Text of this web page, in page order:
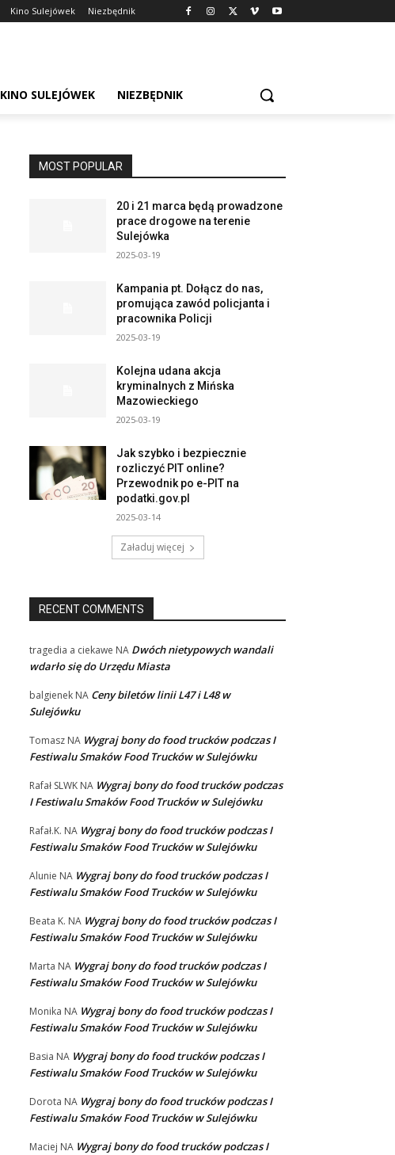
Kino Sulejówek Niezbędnik
KINO SULEJÓWEK NIEZBĘDNIK
MOST POPULAR
20 i 21 marca będą prowadzone
prace drogowe na terenie
Sulejówka
2025-03-19
Kampania pt. Dołącz do nas,
promująca zawód policjanta i
pracownika Policji
2025-03-19
Kolejna udana akcja
kryminalnych z Mińska
Mazowieckiego
2025-03-19
Jak szybko i bezpiecznie
rozliczyć PIT online?
Przewodnik po e-PIT na
podatki.gov.pl
2025-03-14
Załaduj więcej
RECENT COMMENTS
tragedia a ciekawe NA Dwóch nietypowych wandali
wdarło się do Urzędu Miasta
balgienek NA Ceny biletów linii L47 i L48 w
Sulejówku
Tomasz NA Wygraj bony do food trucków podczas I
Festiwalu Smaków Food Trucków w Sulejówku
Rafał SLWK NA Wygraj bony do food trucków podczas
I Festiwalu Smaków Food Trucków w Sulejówku
Rafał.K. NA Wygraj bony do food trucków podczas I
Festiwalu Smaków Food Trucków w Sulejówku
Alunie NA Wygraj bony do food trucków podczas I
Festiwalu Smaków Food Trucków w Sulejówku
Beata K. NA Wygraj bony do food trucków podczas I
Festiwalu Smaków Food Trucków w Sulejówku
Marta NA Wygraj bony do food trucków podczas I
Festiwalu Smaków Food Trucków w Sulejówku
Monika NA Wygraj bony do food trucków podczas I
Festiwalu Smaków Food Trucków w Sulejówku
Basia NA Wygraj bony do food trucków podczas I
Festiwalu Smaków Food Trucków w Sulejówku
Dorota NA Wygraj bony do food trucków podczas I
Festiwalu Smaków Food Trucków w Sulejówku
Maciej NA Wygraj bony do food trucków podczas I